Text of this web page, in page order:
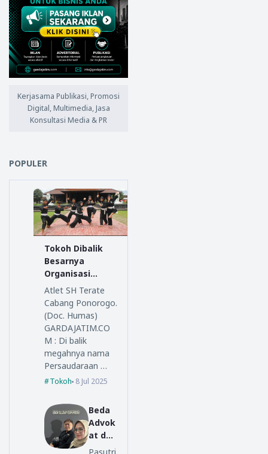
Kerjasama Publikasi, Promosi
Digital, Multimedia, Jasa
Konsultasi Media & PR
POPULER
Tokoh Dibalik
Besarnya
Organisasi
Persaudaraan
Setia Hati
Terate
Atlet SH Terate
Cabang Ponorogo.
(Doc. Humas)
GARDAJATIM.CO
M : Di balik
megahnya nama
Persaudaraan …
Tokoh 8 Jul 2025
Beda
Advok
at dan
Lawye